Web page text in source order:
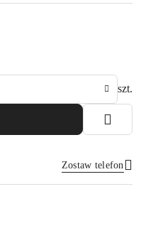
szt.
Zostaw telefon